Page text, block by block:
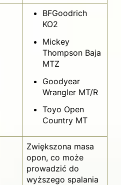
BFGoodrich
KO2
Mickey
Thompson Baja
MTZ
Goodyear
Wrangler MT/R
Toyo Open
Country MT
Zwiększona masa
opon, co może
prowadzić do
wyższego spalania